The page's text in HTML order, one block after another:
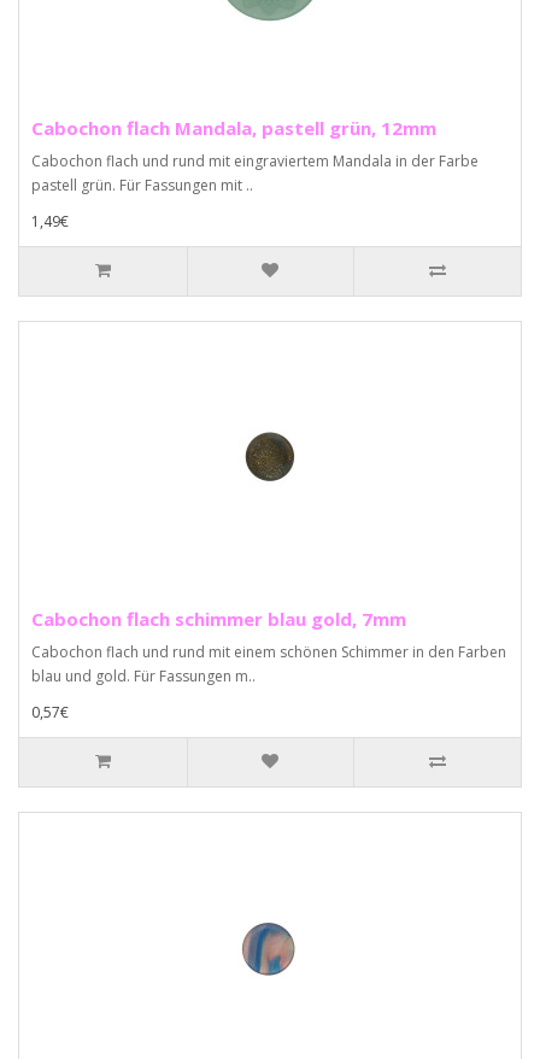
Cabochon flach Mandala, pastell grün, 12mm
Cabochon flach und rund mit eingraviertem Mandala in der Farbe
pastell grün. Für Fassungen mit ..
1,49€
Cabochon flach schimmer blau gold, 7mm
Cabochon flach und rund mit einem schönen Schimmer in den Farben
blau und gold. Für Fassungen m..
0,57€